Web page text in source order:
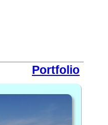
Portfolio